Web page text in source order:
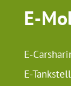
E-
E-
E-